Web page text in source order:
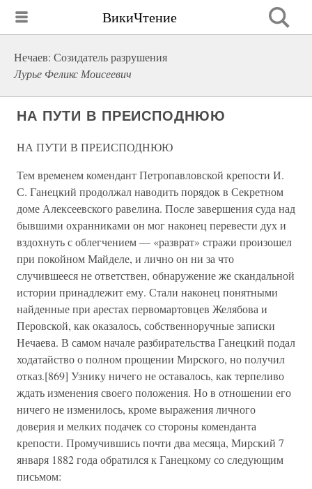
ВикиЧтение
Нечаев: Созидатель разрушения
Лурье Феликс Моисеевич
НА ПУТИ В ПРЕИСПОДНЮЮ
НА ПУТИ В ПРЕИСПОДНЮЮ
Тем временем комендант Петропавловской крепости И.
С. Ганецкий продолжал наводить порядок в Секретном
доме Алексеевского равелина. После завершения суда над
бывшими охранниками он мог наконец перевести дух и
вздохнуть с облегчением — «разврат» стражи произошел
при покойном Майделе, и лично он ни за что
случившееся не ответствен, обнаружение же скандальной
истории принадлежит ему. Стали наконец понятными
найденные при арестах первомартовцев Желябова и
Перовской, как оказалось, собственноручные записки
Нечаева. В самом начале разбирательства Ганецкий подал
ходатайство о полном прощении Мирского, но получил
отказ.[869] Узнику ничего не оставалось, как терпеливо
ждать изменения своего положения. Но в отношении его
ничего не изменилось, кроме выражения личного
доверия и мелких подачек со стороны коменданта
крепости. Промучившись почти два месяца, Мирский 7
января 1882 года обратился к Ганецкому со следующим
письмом: